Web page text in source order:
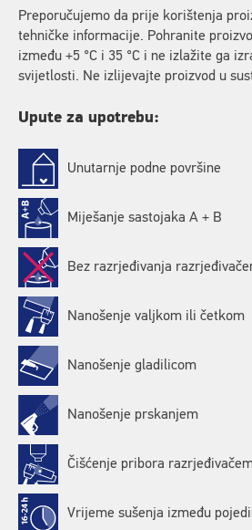
Preporučujemo da prije korištenja
tehničke informacije. Pohranite
između +5 °C i 35 °C i ne izlažite ga
svijetlosti. Ne izlijevajte proizvod u
Upute za upotrebu:
Unutarnje podne površine
Miješanje sastojaka A + B
Bez razrjeđivanja
Nanošenje valjkom ili četkom
Nanošenje gladilicom
Nanošenje prskanjem
Čišćenje pribora
Vrijeme sušenja između